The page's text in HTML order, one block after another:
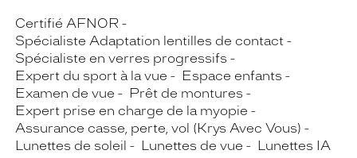
Certifié AFNOR
Spécialiste Adaptation lentilles de contact
Spécialiste en verres progressifs
Expert du sport à la vue
Espace enfants
Examen de vue
Prêt de montures
Expert prise en charge de la myopie
Assurance casse, perte, vol (Krys Avec Vous)
Lunettes de soleil
Lunettes de vue Lunettes IA